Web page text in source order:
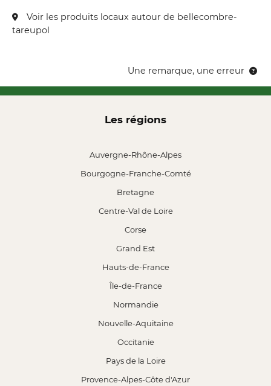
Voir les produits locaux autour de bellecombre-
tareupol
Une remarque, une erreur
Les régions
Auvergne-Rhône-Alpes
Bourgogne-Franche-Comté
Bretagne
Centre-Val de Loire
Corse
Grand Est
Hauts-de-France
Île-de-France
Normandie
Nouvelle-Aquitaine
Occitanie
Pays de la Loire
Provence-Alpes-Côte d'Azur